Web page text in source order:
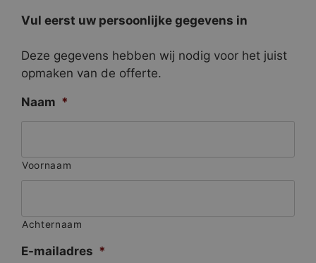
Vul eerst uw persoonlijke gegevens in
Deze gegevens hebben wij nodig voor het juist
opmaken van de offerte.
Naam *
Voornaam
Achternaam
E-mailadres *